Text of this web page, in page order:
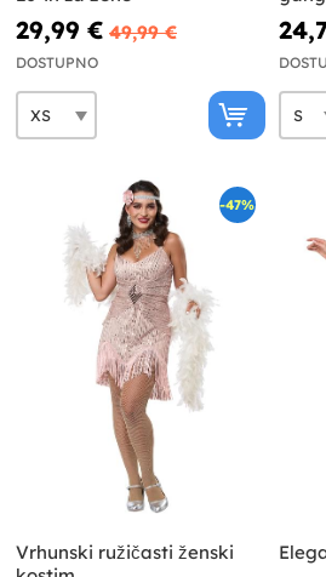
29,99 € 49,99 €
DOSTUPNO
-47%
Vrhunski ružičasti ženski